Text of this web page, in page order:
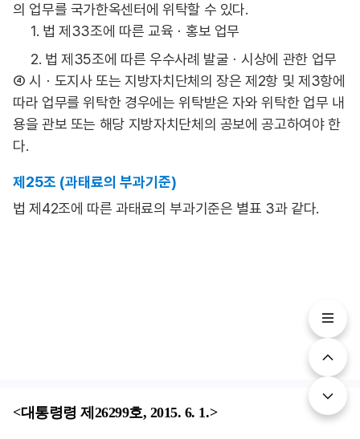
의 업무를 국가한옥센터에 위탁할 수 있다.
1. 법 제33조에 따른 교육ㆍ홍보 업무
2. 법 제35조에 따른 우수사례 발굴ㆍ시상에 관한 업무
④ 시ㆍ도지사 또는 지방자치단체의 장은 제2항 및 제3항에
따라 업무를 위탁한 경우에는 위탁받은 자와 위탁한 업무 내
용을 관보 또는 해당 지방자치단체의 공보에 공고하여야 한
다.
제25조 (과태료의 부과기준)
법 제42조에 따른 과태료의 부과기준은 별표 3과 같다.
<대통령령 제26299호, 2015. 6. 1.>